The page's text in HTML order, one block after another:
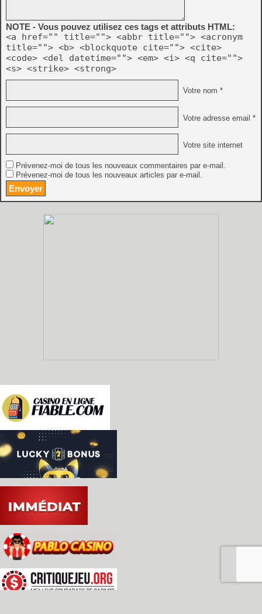
NOTE - Vous pouvez utilisez ces tags et attributs HTML:
<a href="" title=""> <abbr title=""> <acronym
title=""> <b> <blockquote cite=""> <cite>
<code> <del datetime=""> <em> <i> <q cite="">
<s> <strike> <strong>
Votre nom *
Votre adresse email *
Votre site internet
Prévenez-moi de tous les nouveaux commentaires par e-mail.
Prévenez-moi de tous les nouveaux articles par e-mail.